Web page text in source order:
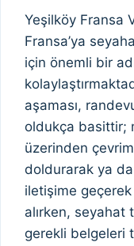
Yeşilköy Fransa
Fransa’ya
için önemli bir
aşaması,
oldukça basittir;
üzerinden
doldurarak ya
iletişime
alırken, seyahat
gerekli belgeleri